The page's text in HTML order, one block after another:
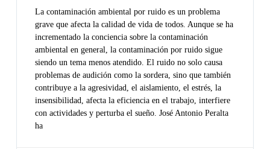
La contaminación ambiental por ruido es un problema
grave que afecta la calidad de vida de todos. Aunque se ha
incrementado la conciencia sobre la contaminación
ambiental en general, la contaminación por ruido sigue
siendo un tema menos atendido. El ruido no solo causa
problemas de audición como la sordera, sino que también
contribuye a la agresividad, el aislamiento, el estrés, la
insensibilidad, afecta la eficiencia en el trabajo, interfiere
con actividades y perturba el sueño. José Antonio Peralta
ha